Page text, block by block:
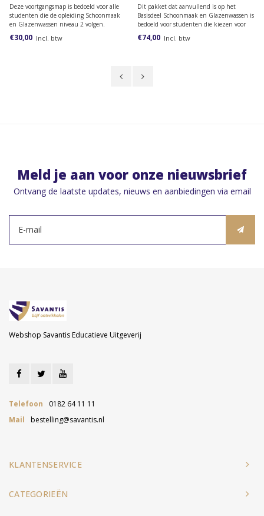
Deze voortgangsmap is bedoeld voor alle
studenten die de opleiding Schoonmaak
en Glazenwassen niveau 2 volgen.
€30,00 Incl. btw
Dit pakket dat aanvullend is op het
Basisdeel Schoonmaak en Glazenwassen is
bedoeld voor studenten die kiezen voor
€74,00 Incl. btw
Meld je aan voor onze nieuwsbrief
Ontvang de laatste updates, nieuws en aanbiedingen via email
Webshop Savantis Educatieve Uitgeverij
Telefoon
0182 64 11 11
Mail
bestelling@savantis.nl
KLANTENSERVICE
CATEGORIEËN